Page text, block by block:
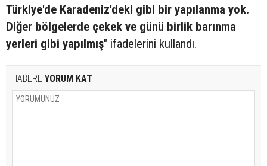
Türkiye'de Karadeniz'deki gibi bir yapılanma yok.
Diğer bölgelerde çekek ve günü birlik barınma
yerleri gibi yapılmış" ifadelerini kullandı.
HABERE YORUM KAT